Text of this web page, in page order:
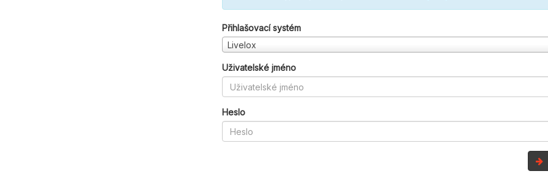
Přihlašovací systém
Livelox
Uživatelské jméno
Heslo